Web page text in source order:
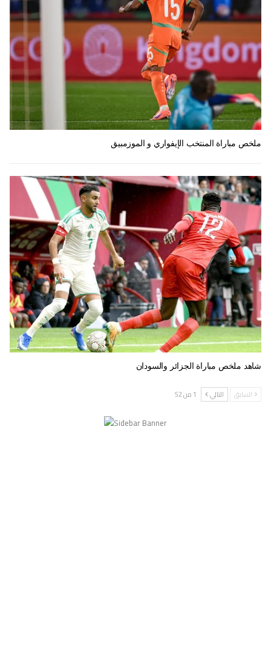
ملخص مباراة المنتخب الإيفواري و الموزمبيق
شاهد ملخص مباراة الجزائر والسودان
السابق التالي 1 من 52